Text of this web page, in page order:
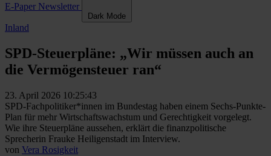
E-Paper Newsletter
Dark Mode
Inland
SPD-Steuerpläne: „Wir müssen auch an
die Vermögensteuer ran“
23. April 2026 10:25:43
SPD-Fachpolitiker*innen im Bundestag haben einem Sechs-Punkte-
Plan für mehr Wirtschaftswachstum und Gerechtigkeit vorgelegt.
Wie ihre Steuerpläne aussehen, erklärt die finanzpolitische
Sprecherin Frauke Heiligenstadt im Interview.
von Vera Rosigkeit